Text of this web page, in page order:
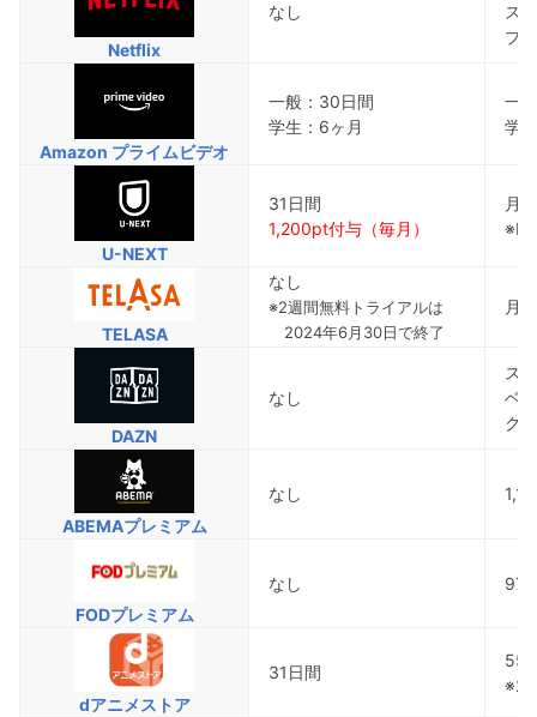
Netflix
なし
ス
プ
Amazon プライムビデオ
一般：30日間
学生：6ヶ月
一
学
U-NEXT
31日間
1,200pt付与（毎月）
月
TELASA
なし
※2週間無料トライアルは
2024年6月30日で終了
月
DAZN
なし
ス
ベ
グ
ABEMAプレミアム
なし
FODプレミアム
なし
dアニメストア
31日間